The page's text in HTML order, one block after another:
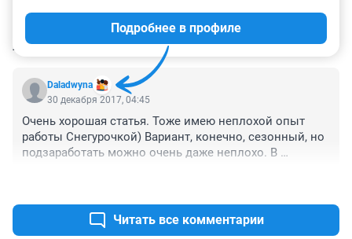
КОММЕНТАРИИ 1
Daladwyna
Подробнее в профиле
30 декабря 2017, 04:45
Очень хорошая статья. Тоже имею неплохой опыт
работы Снегурочкой) Вариант, конечно, сезонный, но
подзаработать можно очень даже неплохо. В
даже еще и на посленовогодний период можно найти
несколько вариантов)
Читать все комментарии